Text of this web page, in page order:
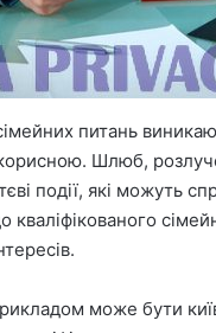
питань
Шлюб,
події, які можуть
може бути